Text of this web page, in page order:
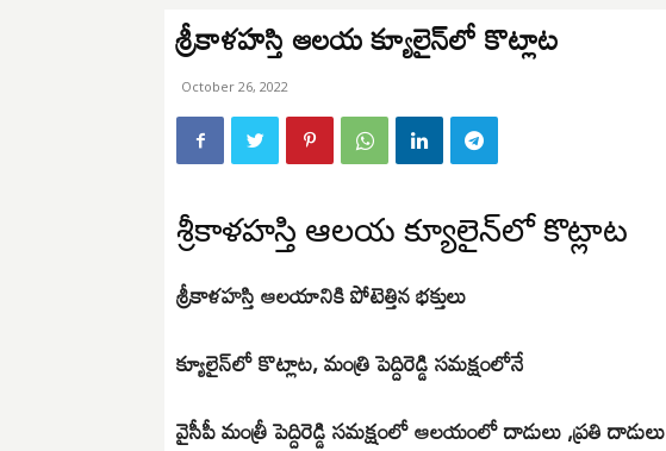
శ్రీకాళహస్తి ఆలయ క్యూలైన్‌లో కొట్లాట
October 26, 2022
శ్రీకాళహస్తి ఆలయ క్యూలైన్‌లో కొట్లాట
శ్రీకాళహస్తి ఆలయానికి పోటెత్తిన భక్తులు
క్యూలైన్‌లో కొట్లాట, మంత్రి పెద్దిరెడ్డి సమక్షంలోనే
వైసీపీ మంత్రీ పెద్దిరెడ్డి సమక్షంలో ఆలయంలో దాడులు ,ప్రతి దాడులు